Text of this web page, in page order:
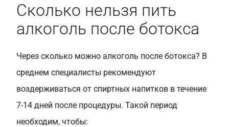
Сколько нельзя пить
алкоголь после ботокса
Через сколько можно алкоголь после ботокса? В
среднем специалисты рекомендуют
воздерживаться от спиртных напитков в течение
7-14 дней после процедуры. Такой период
необходим, чтобы: